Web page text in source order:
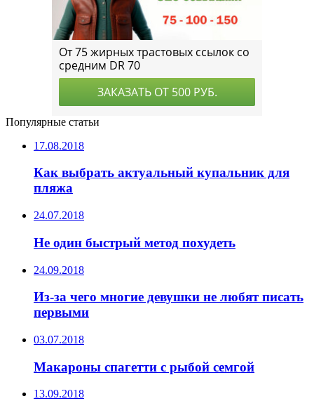
Популярные статьи
17.08.2018
Как выбрать актуальный купальник для
пляжа
24.07.2018
Не один быстрый метод похудеть
24.09.2018
Из-за чего многие девушки не любят писать
первыми
03.07.2018
Макароны спагетти с рыбой семгой
13.09.2018